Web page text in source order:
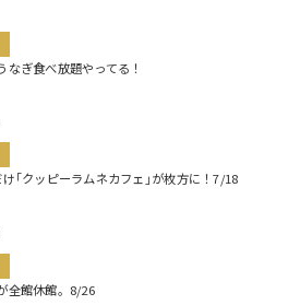
なぎ食べ放題やってる！
｢クッピーラムネカフェ｣が枚方に！7/18
全館休館。8/26